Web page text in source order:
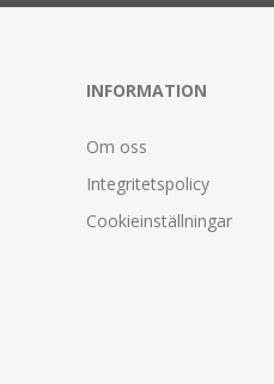
INFORMATION
Om oss
Integritetspolicy
Cookieinställningar